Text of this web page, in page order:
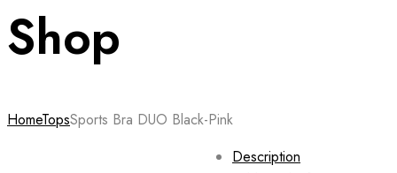
Shop
HomeTopsSports Bra DUO Black-Pink
Description